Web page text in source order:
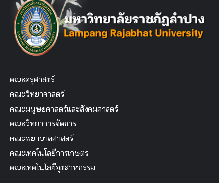
คณะครุศาสตร์
คณะวิทยาศาสตร์
คณะมนุษยศาสตร์และสังคมศาสตร์
คณะวิทยาการจัดการ
คณะพยาบาลศาสตร์
คณะเทคโนโลยีการเกษตร
คณะเทคโนโลยีอุตสาหกรรม